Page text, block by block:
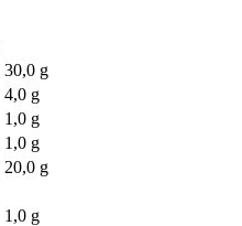
30,0 g
4,0 g
1,0 g
1,0 g
20,0 g
1,0 g